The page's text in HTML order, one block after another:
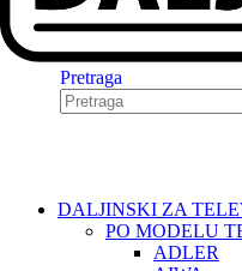
Pretraga
DALJINSKI ZA
PO MODELU
ADLER